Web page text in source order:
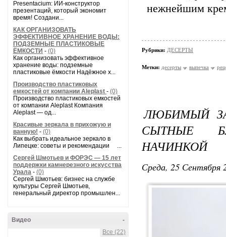
Presentacium: ИИ‑конструктор
презентаций, который экономит
время! Создани...
КАК ОРГАНИЗОВАТЬ
ЭФФЕКТИВНОЕ ХРАНЕНИЕ ВОДЫ:
ПОДЗЕМНЫЕ ПЛАСТИКОВЫЕ
ЁМКОСТИ - (0)
Как организовать эффективное
хранение воды: подземные
пластиковые ёмкости Надёжное х...
Производство пластиковых
емкостей от компании Aleplast - (0)
Производство пластиковых емкостей
от компании Aleplast Компания
Aleplast — од...
Красивые зеркала в прихожую и
ванную! - (0)
Как выбрать идеальное зеркало в
Липецке: советы и рекомендации ...
Сергей Шмотьев и ФОРЭС — 15 лет
поддержки камнерезного искусства
Урала - (0)
Сергей Шмотьев: бизнес на службе
культуры Сергей Шмотьев,
генеральный директор промышлен...
-
Видео
Все (22)
нежнейшим
Рубрики: ДЕСЕРТЫ
Метки: десерты выпечка
ЛЮБИМЫЙ
СЫТНЫЕ
НАЧИНКОЙ
Среда, 25 Сентября